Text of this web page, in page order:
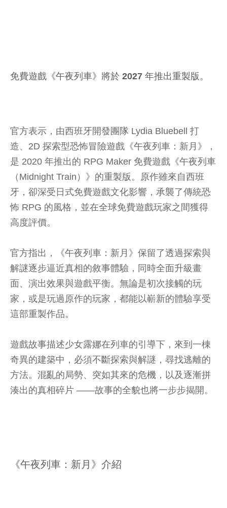
免費遊戲《午夜列車》將於 2027 年推出重製版。
官方表示，由西班牙開發團隊 Lydia Bluebell 打
造、2D 探索型恐怖冒險遊戲《午夜列車：新月》，
是 2020 年推出的 RPG Maker 免費遊戲《午夜列車
（Midnight Train）》的重製版。原作雖來自西班
牙，卻深受日式免費遊戲文化影響，承襲了傳統恐
怖 RPG 的風格，並在全球免費遊戲玩家之間獲得
高度評價。
官方指出，《午夜列車：新月》保留了透過探索與
解謎逐步逼近真相的敘事體驗，同時全面升級畫
面、演出效果與遊戲平衡。無論是初次接觸的玩
家，或是玩過原作的玩家，都能以嶄新的體驗享受
這部重製作品。
遊戲故事描述少女露娜在列車的引導下，來到一棟
奇異的建築中，必須不斷探索與解謎，尋找逃離的
方法。混亂的局勢、突如其來的危機，以及逐漸拼
湊出的真相碎片 ——故事的全貌也將一步步揭開。
《午夜列車：新月》介紹